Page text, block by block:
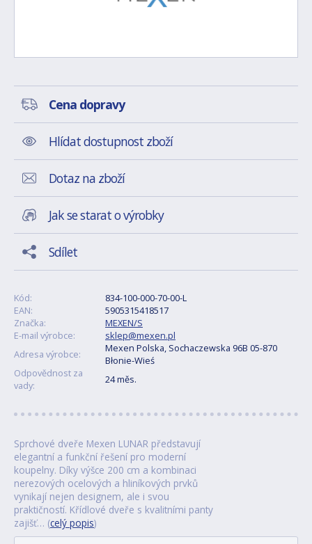
Cena dopravy
Hlídat dostupnost zboží
Dotaz na zboží
Jak se starat o výrobky
Sdílet
Kód:
834-100-000-70-00-L
EAN:
5905315418517
Značka:
MEXEN/S
E-mail výrobce:
sklep@mexen.pl
Adresa výrobce:
Mexen Polska, Sochaczewska 96B 05-870
Błonie-Wieś
Odpovědnost za
vady:
24 měs.
Sprchové dveře Mexen LUNAR představují
elegantní a funkční řešení pro moderní
koupelny. Díky výšce 200 cm a kombinaci
nerezových ocelových a hliníkových prvků
vynikají nejen designem, ale i svou
praktičností. Křídlové dveře s kvalitními panty
zajišť… (celý popis)